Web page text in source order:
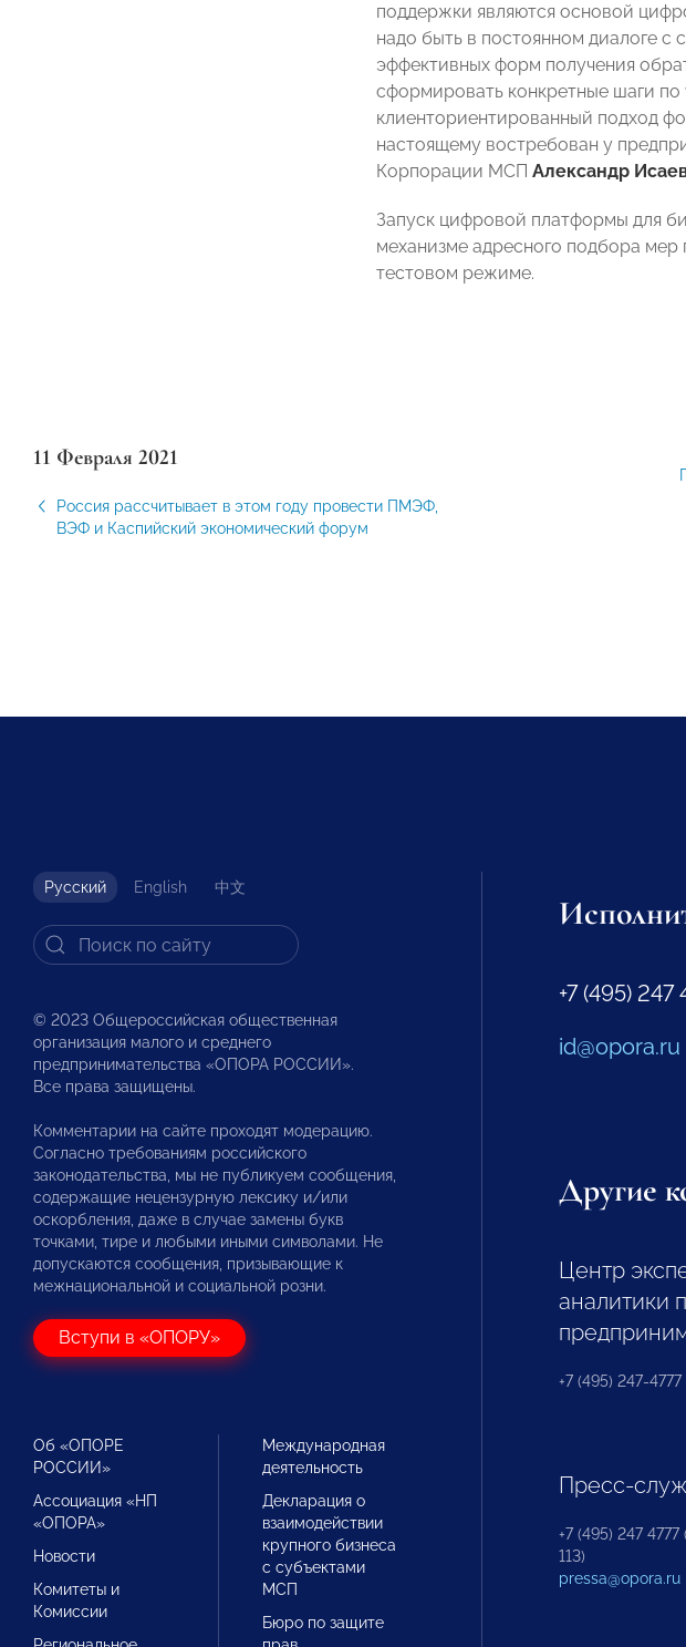
поддержки являются основой
надо быть в постоянном диалоге с
эффективных форм получения
сформировать конкретные шаги по
клиенториентированный подход
настоящему востребован у
Корпорации МСП Александр
Запуск цифровой платформы для
механизме адресного подбора
тестовом режиме.
11 Февраля 2021
Россия рассчитывает в этом году провести ПМЭФ,
ВЭФ и Каспийский экономический форум
Русский English 中文
© 2023 Общероссийская общественная
организация малого и среднего
предпринимательства «ОПОРА РОССИИ».
Все права защищены.
Комментарии на сайте проходят модерацию.
Согласно требованиям российского
законодательства, мы не публикуем сообщения,
содержащие нецензурную лексику и/или
оскорбления, даже в случае замены букв
точками, тире и любыми иными символами. Не
допускаются сообщения, призывающие к
межнациональной и социальной розни.
Вступи в «ОПОРУ»
Об «ОПОРЕ
РОССИИ»
Ассоциация «НП
«ОПОРА»
Новости
Комитеты и
Комиссии
Международная
деятельность
Декларация о
взаимодействии
крупного бизнеса
с субъектами
МСП
Бюро по защите
+7 (495) 247
id@opora.ru
Другие
Центр
аналитики
+7 (495) 247-4777
Пресс-
+7 (495) 247 4777
113)
pressa@opora.ru